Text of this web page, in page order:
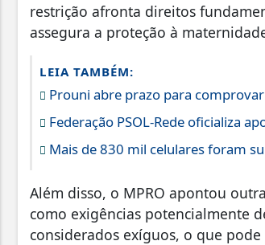
restrição afronta direitos
assegura a proteção à
LEIA TAMBÉM:
Prouni abre prazo para
Federação PSOL-Rede oficializa
Mais de 830 mil celulares foram
Além disso, o MPRO apontou
como exigências potencialmente
considerados exíguos, o que